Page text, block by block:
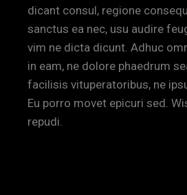
dicant consul, regione
sanctus ea nec, usu audire
vim ne dicta dicunt. Adhuc
in eam, ne dolore phaedrum
facilisis vituperatoribus, ne
Eu porro movet epicuri sed.
repudi.